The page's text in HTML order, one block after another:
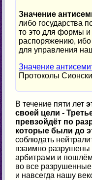
Значение
либо государства
то это для формы
распоряжению,
для управления
Значение
Протоколы
В течение пяти лет
своей цели -
превзойдёт по
которые были до
соблюдать
взаимно разрушены
арбитрами и
во все
и навсегда нашу